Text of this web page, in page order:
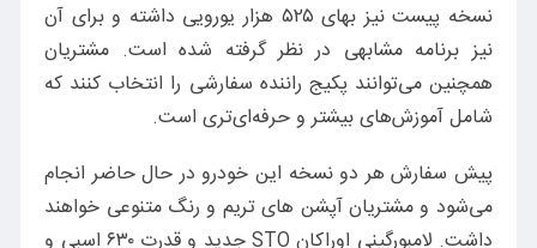
نسخه پیست نیز بهای ۵۲۵ هزار یورویی داشته و برای آن
نیز برنامه مشابهی در نظر گرفته شده است. مشتریان
همچنین می‌توانند پکیج راننده سفارشی را انتخاب کنند که
شامل آموزش‌های بیشتر و حرفه‌ای‌تری است.
پیش سفارش هر دو نسخه این خودرو در حال حاضر انجام
می‌شود و مشتریان آپشن های تریم و رنگ متنوعی خواهند